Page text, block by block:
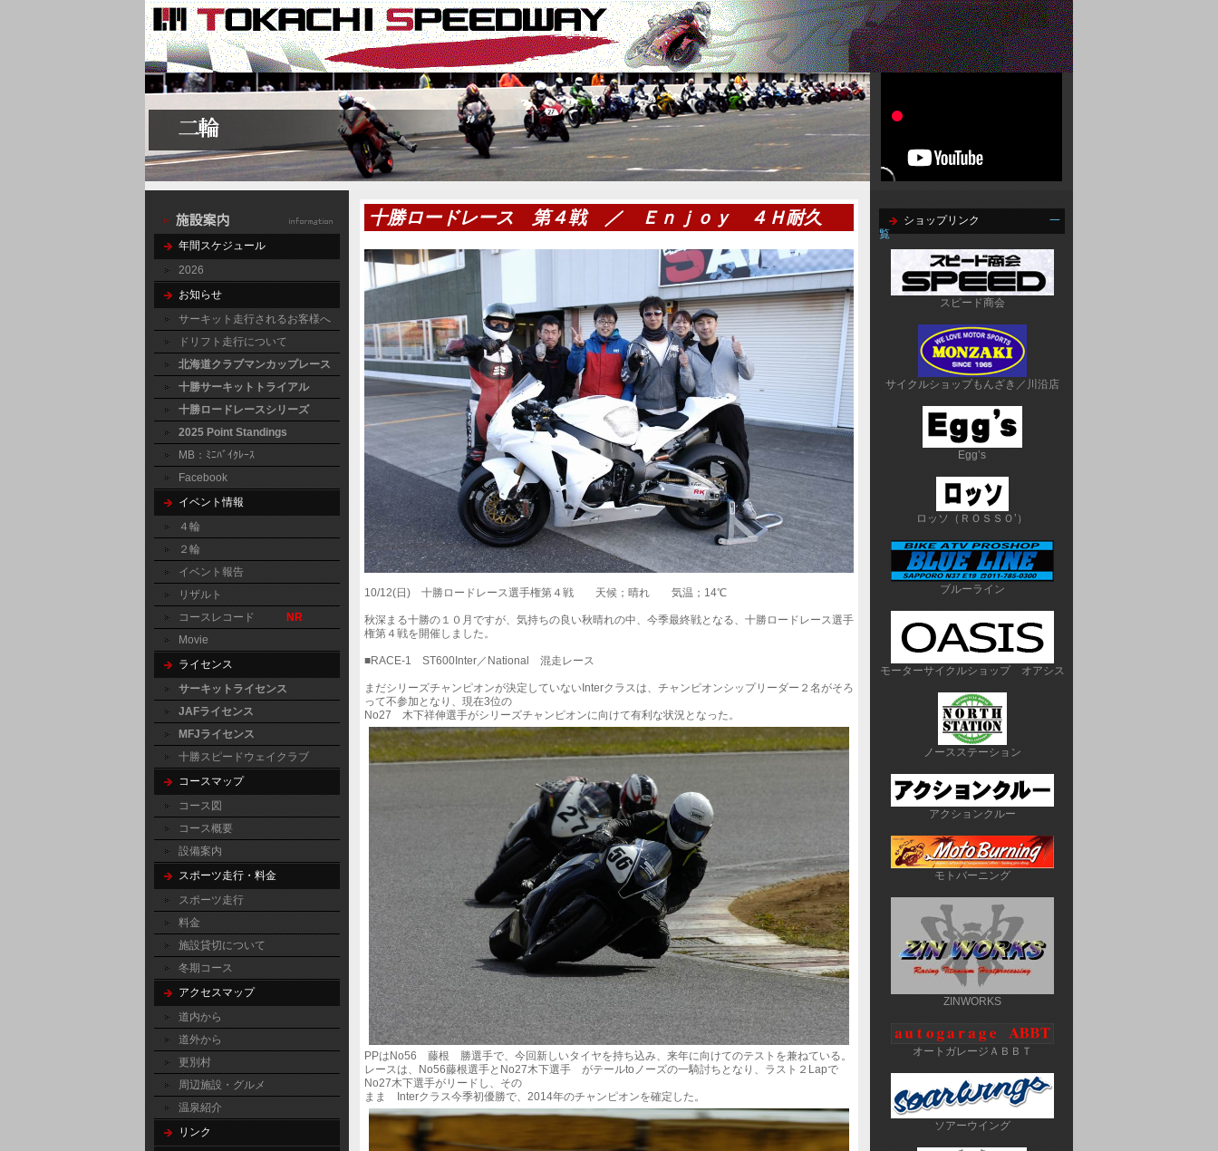
年間スケジュール
2026
お知らせ
サーキット走行されるお客様へ
ドリフト走行について
北海道クラブマンカップレース
十勝サーキットトライアル
十勝ロードレースシリーズ
2025 Point Standings
MB：ﾐﾆﾊﾞｲｸﾚｰｽ
Facebook
イベント情報
４輪
２輪
イベント報告
リザルト
コースレコード
NR
Movie
ライセンス
サーキットライセンス
JAFライセンス
MFJライセンス
十勝スピードウェイクラブ
コースマップ
コース図
コース概要
設備案内
スポーツ走行・料金
スポーツ走行
料金
施設貸切について
冬期コース
アクセスマップ
道内から
道外から
更別村
周辺施設・グルメ
温泉紹介
リンク
十勝ロードレース 第４戦 ／ Ｅｎｊｏｙ ４Ｈ耐久
10/12(日) 十勝ロードレース選手権第４戦 天候；晴れ 気温；14℃
秋深まる十勝の１０月ですが、気持ちの良い秋晴れの中、今季最終戦となる、十勝ロードレース選手
権第４戦を開催しました。
■RACE-1 ST600Inter／National 混走レース
まだシリーズチャンピオンが決定していないInterクラスは、チャンピオンシップリーダー２名がそろ
って不参加となり、現在3位の
No27 木下祥伸選手がシリーズチャンピオンに向けて有利な状況となった。
PPはNo56 藤根 勝選手で、今回新しいタイヤを持ち込み、来年に向けてのテストを兼ねている。
レースは、No56藤根選手とNo27木下選手 がテールtoノーズの一騎討ちとなり、ラスト２Lapで
No27木下選手がリードし、その
まま Interクラス今季初優勝で、2014年のチャンピオンを確定した。
ショップリンク
一
覧
スピード商会
サイクルショップもんざき／川沿店
Egg’s
ロッソ（ＲＯＳＳＯ’）
ブルーライン
モーターサイクルショップ　オアシス
ノースステーション
アクションクルー
モトバーニング
ZINWORKS
オートガレージＡＢＢＴ
ソアーウイング